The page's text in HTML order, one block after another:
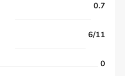
0.7
6/11
0